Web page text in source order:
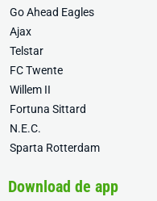
Go Ahead Eagles
Ajax
Telstar
FC Twente
Willem II
Fortuna Sittard
N.E.C.
Sparta Rotterdam
Download de app